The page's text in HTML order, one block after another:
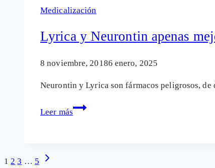
datos
del
herbicida
glifosato
de
público
Medicalización
Lyrica y Neurontin apenas
8 noviembre, 20186 enero, 2025
Neurontin y Lyrica son fármacos peligrosos, de
Leer más
Lyrica
1 2 3 … 5
Siguiente